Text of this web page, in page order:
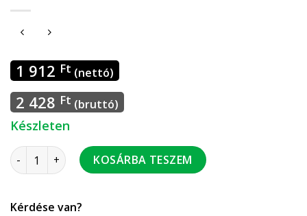
1 912 Ft (nettó)
2 428 Ft (bruttó)
Készleten
Valsir TH T-idom, 16-1/2"B-16 10 db / csomag, 50 db / doboz
KOSÁRBA TESZEM
Kérdése van?